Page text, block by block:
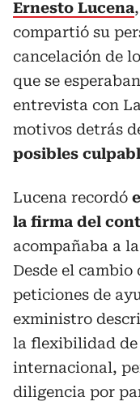
Ernesto Lucena
compartió su
cancelación de
que se
entrevista con
motivos detrás
posibles
Lucena recordó
la firma del
acompañaba a
Desde el
peticiones de
exministro
la flexibilidad de
internacional,
diligencia por